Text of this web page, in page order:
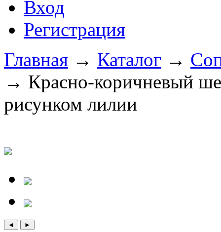
Вход
Регистрация
Главная → Каталог →
→ Красно-коричневый
рисунком лилии